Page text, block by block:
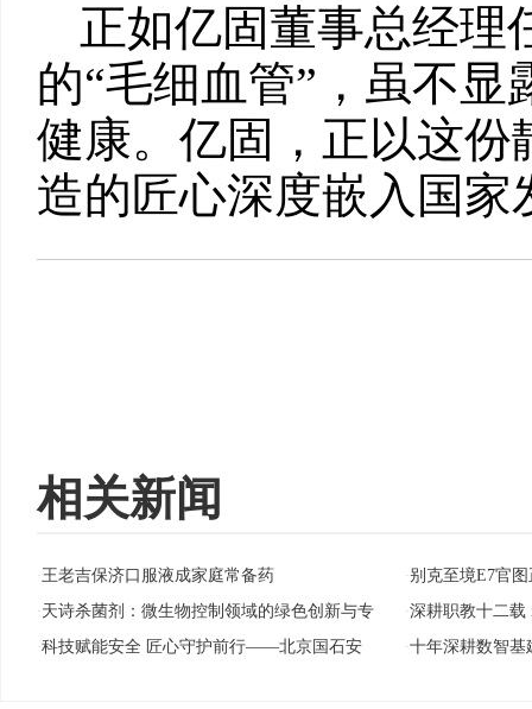
正如亿固董事总经理
的“毛细血管”，虽不
健康。亿固，正以这
造的匠心深度嵌入国家
相关新闻
·王老吉保济口服液成家庭常备药 ·别克至境E7官
·天诗杀菌剂：微生物控制领域的绿色创新与专 ·深耕职教十二载
·科技赋能安全 匠心守护前行——北京国石安 ·十年深耕数智基